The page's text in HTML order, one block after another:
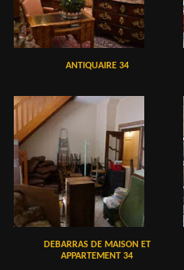
ANTIQUAIRE 34
DEBARRAS DE MAISON ET
APPARTEMENT 34